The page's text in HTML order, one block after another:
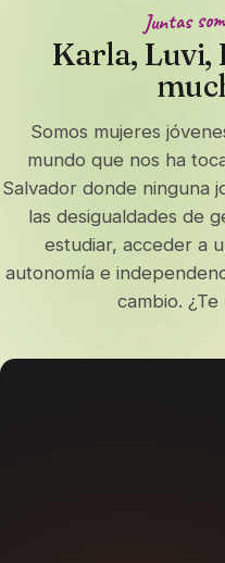
Juntas
Karla, Luvi,
Somos mujeres
mundo que nos ha
Salvador donde ninguna
las desigualdades de
estudiar, acceder a
autonomía e
cambio.